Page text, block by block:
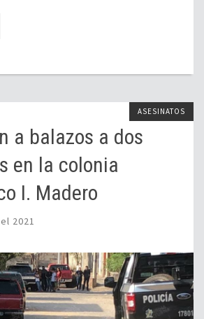
ASESINATOS
a balazos a dos
en la colonia
I. Madero
2021